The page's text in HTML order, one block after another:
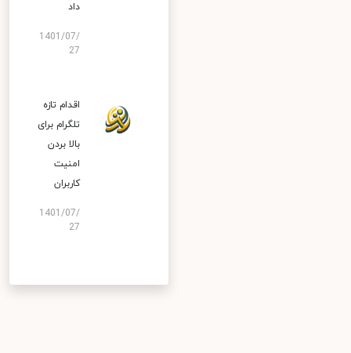
داد
1401/07/
27
اقدام تازه
تلگرام برای
بالا بردن
امنیت
کاربران
1401/07/
27